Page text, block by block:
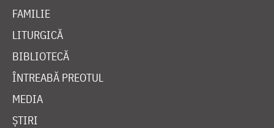
FAMILIE
LITURGICĂ
BIBLIOTECĂ
ÎNTREABĂ PREOTUL
MEDIA
ȘTIRI